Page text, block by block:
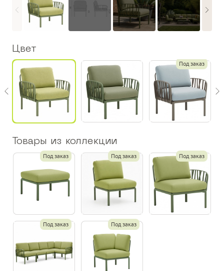
Цвет
Под заказ
Товары из коллекции
Под заказ Под заказ Под заказ
Под заказ Под заказ